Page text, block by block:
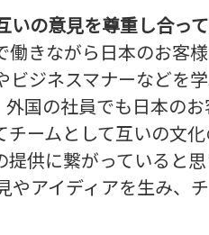
の意見を尊重し合っ
きながら日本のお客
ジネスマナーなどを
国の社員でも日本の
ームとして互いの文
供に繋がっていると
アイディアを生み、